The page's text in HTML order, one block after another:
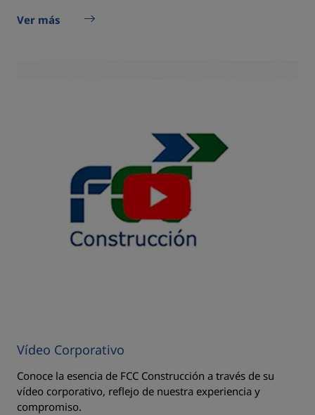
Ver más
Vídeo Corporativo
Conoce la esencia de FCC Construcción a través de su
vídeo corporativo, reflejo de nuestra experiencia y
compromiso.